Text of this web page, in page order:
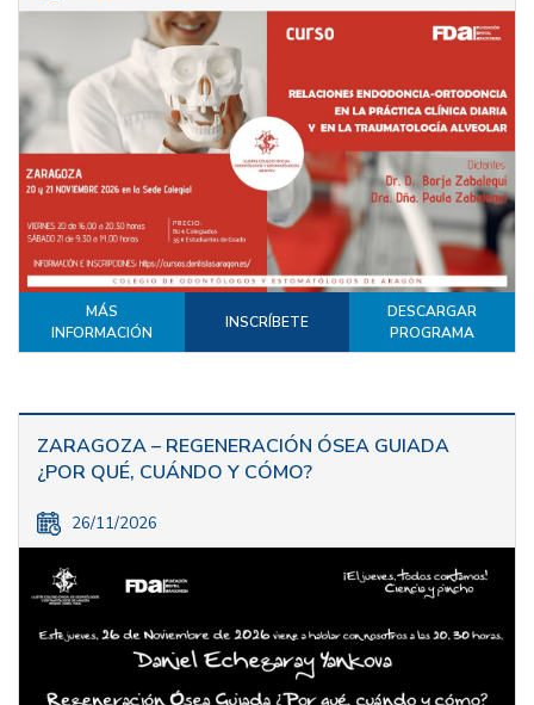
MÁS
INFORMACIÓN
INSCRÍBETE
DESCARGAR
PROGRAMA
ZARAGOZA – REGENERACIÓN ÓSEA GUIADA
¿POR QUÉ, CUÁNDO Y CÓMO?
26/11/2026